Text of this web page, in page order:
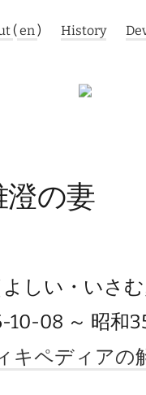
(en) History
澄の妻
よしい・いさ
10-08 ～ 昭和
キペディアの